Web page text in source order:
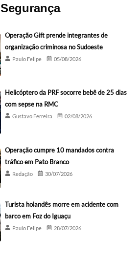
Segurança
Operação Gift prende integrantes de
organização criminosa no Sudoeste
Paulo Felipe 05/08/2026
Helicóptero da PRF socorre bebê de 25 dias
com sepse na RMC
Gustavo Ferreira 02/08/2026
Operação cumpre 10 mandados contra
tráfico em Pato Branco
Redação 30/07/2026
Turista holandês morre em acidente com
barco em Foz do Iguaçu
Paulo Felipe 28/07/2026